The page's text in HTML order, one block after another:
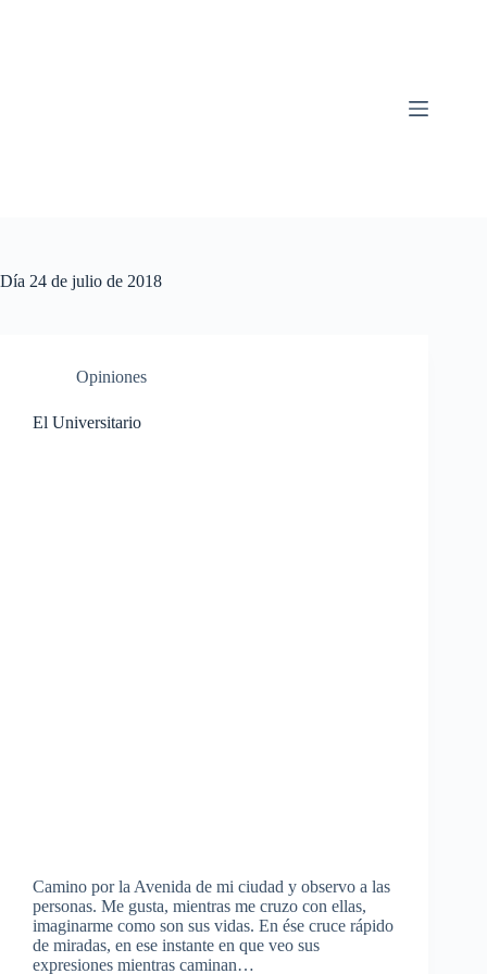
Día 24 de julio de 2018
Opiniones
El Universitario
Camino por la Avenida de mi ciudad y observo a las
personas. Me gusta, mientras me cruzo con ellas,
imaginarme como son sus vidas. En ése cruce rápido
de miradas, en ese instante en que veo sus
expresiones mientras caminan…